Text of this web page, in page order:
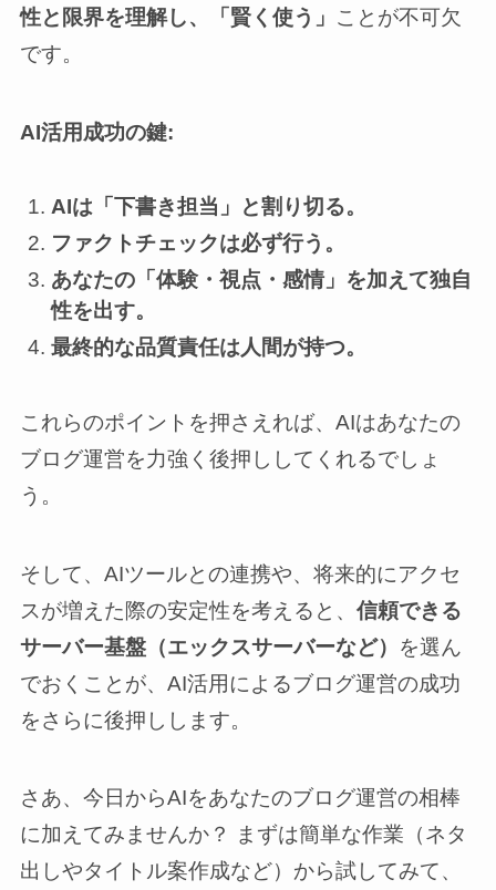
性と限界を理解し、「賢く使う」 ことが不可欠
です。
AI活用成功の鍵:
AIは「下書き担当」と割り切る。
ファクトチェックは必ず行う。
あなたの「体験・視点・感情」を加えて独自
性を出す。
最終的な品質責任は人間が持つ。
これらのポイントを押さえれば、AIはあなたの
ブログ運営を力強く後押ししてくれるでしょ
う。
そして、AIツールとの連携や、将来的にアクセ
スが増えた際の安定性を考えると、 信頼できる
サーバー基盤（エックスサーバーなど） を選ん
でおくことが、AI活用によるブログ運営の成功
をさらに後押しします。
さあ、今日からAIをあなたのブログ運営の相棒
に加えてみませんか？ まずは簡単な作業（ネタ
出しやタイトル案作成など）から試してみて、